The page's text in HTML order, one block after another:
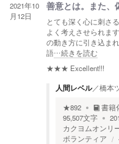
2021年10
月12日
善意とは。また、
とても深く心に刺さ
よく考えさせられま
の動き方に引き込ま
語…続きを読む
★★★ Excellent!!!
人間レベル／橋本
★892 書籍
95,507文字
カクヨムオンリ
ボランティア